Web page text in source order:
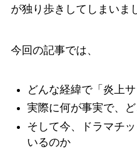
が独り歩きしてしまいま
今回の記事では、
どんな経緯で「炎上
実際に何が事実で、
そして今、ドラマチ
いるのか